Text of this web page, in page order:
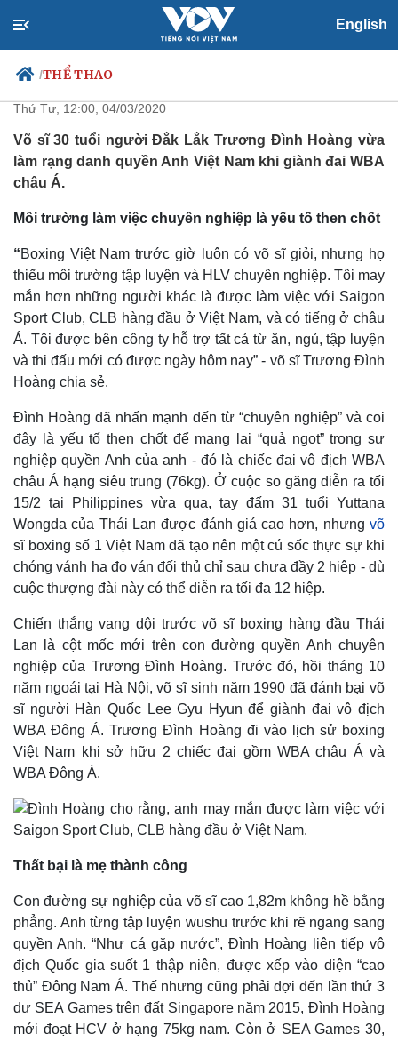
English
/THỂ THAO
Chính trị
Đảng
Tổ chức nhân sự
Nhận diện sự thật
Xã hội
Dự báo thời tiết
Giáo dục
Dấu ấn VOV
Biển đảo
Thế giới
Quan sát
Cuộc sống đó đây
Hồ sơ
Multimedia
Video
Ảnh
E-Magazine
Infographic
Kinh tế
Bất động sản
Khởi nghiệp
Thị trường
Giá vàng
Tiêu dùng
Giá cà phê
Pháp luật
Vụ án
Tin nóng
Quân sự - Quốc phòng
Vũ khí
Việt Nam
Võ sĩ Trương Đình Hoàng: Không
có ước mơ thì không làm gì được
Thứ Tư, 12:00, 04/03/2020
Võ sĩ 30 tuổi người Đắk Lắk Trương Đình Hoàng vừa
làm rạng danh quyền Anh Việt Nam khi giành đai WBA
châu Á.
Môi trường làm việc chuyên nghiệp là yếu tố then chốt
“Boxing Việt Nam trước giờ luôn có võ sĩ giỏi, nhưng họ
thiếu môi trường tập luyện và HLV chuyên nghiệp. Tôi may
mắn hơn những người khác là được làm việc với Saigon
Sport Club, CLB hàng đầu ở Việt Nam, và có tiếng ở châu
Á. Tôi được bên công ty hỗ trợ tất cả từ ăn, ngủ, tập luyện
và thi đấu mới có được ngày hôm nay” - võ sĩ Trương Đình
Hoàng chia sẻ.
Đình Hoàng đã nhấn mạnh đến từ “chuyên nghiệp” và coi
đây là yếu tố then chốt để mang lại “quả ngọt” trong sự
nghiệp quyền Anh của anh - đó là chiếc đai vô địch WBA
châu Á hạng siêu trung (76kg). Ở cuộc so găng diễn ra tối
15/2 tại Philippines vừa qua, tay đấm 31 tuổi Yuttana
Wongda của Thái Lan được đánh giá cao hơn, nhưng võ
sĩ boxing số 1 Việt Nam đã tạo nên một cú sốc thực sự khi
chóng vánh hạ đo ván đối thủ chỉ sau chưa đầy 2 hiệp - dù
cuộc thượng đài này có thể diễn ra tối đa 12 hiệp.
Chiến thắng vang dội trước võ sĩ boxing hàng đầu Thái
Lan là cột mốc mới trên con đường quyền Anh chuyên
nghiệp của Trương Đình Hoàng. Trước đó, hồi tháng 10
năm ngoái tại Hà Nội, võ sĩ sinh năm 1990 đã đánh bại võ
sĩ người Hàn Quốc Lee Gyu Hyun để giành đai vô địch
WBA Đông Á. Trương Đình Hoàng đi vào lịch sử boxing
Việt Nam khi sở hữu 2 chiếc đai gồm WBA châu Á và
WBA Đông Á.
Thất bại là mẹ thành công
Con đường sự nghiệp của võ sĩ cao 1,82m không hề bằng
phẳng. Anh từng tập luyện wushu trước khi rẽ ngang sang
quyền Anh. “Như cá gặp nước”, Đình Hoàng liên tiếp vô
địch Quốc gia suốt 1 thập niên, được xếp vào diện “cao
thủ” Đông Nam Á. Thế nhưng cũng phải đợi đến lần thứ 3
dự SEA Games trên đất Singapore năm 2015, Đình Hoàng
mới đoạt HCV ở hạng 75kg nam. Còn ở SEA Games 30,